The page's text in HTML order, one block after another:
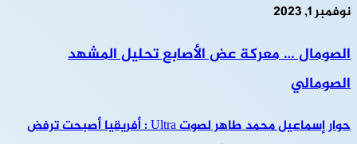
نوفمبر 1, 2023
الصومال … معركة عض الأصابع تحليل المشهد
الصومالي
حوار إسماعيل محمد طاهر لصوت Ultra : أفريقيا أصبحت ترفض